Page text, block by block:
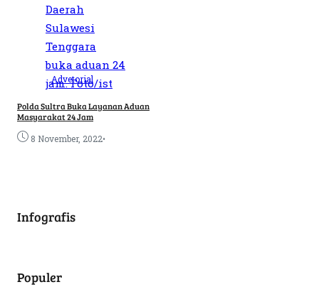
Advetorial
Polda Sultra Buka Layanan Aduan
Masyarakat 24 Jam
8 November, 2022•
Infografis
Populer